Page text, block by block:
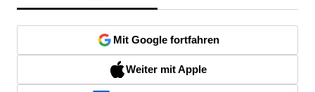
Mit Google fortfahren
Weiter mit Apple